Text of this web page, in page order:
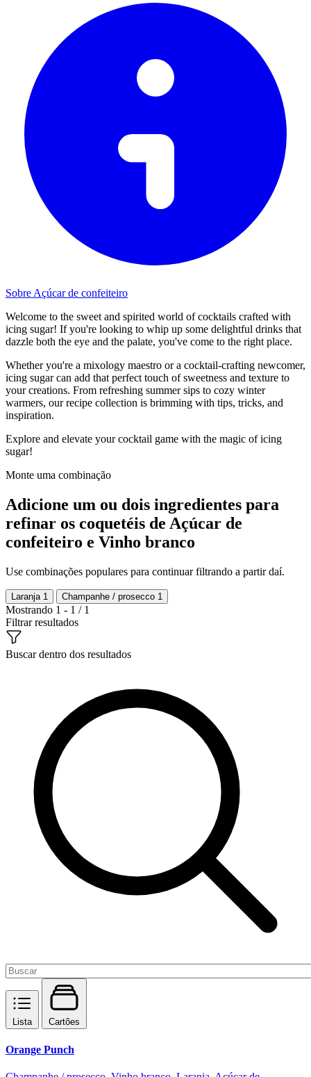
Sobre Açúcar de confeiteiro
Welcome to the sweet and spirited world of cocktails crafted with
icing sugar! If you're looking to whip up some delightful drinks that
dazzle both the eye and the palate, you've come to the right place.
Whether you're a mixology maestro or a cocktail-crafting newcomer,
icing sugar can add that perfect touch of sweetness and texture to
your creations. From refreshing summer sips to cozy winter
warmers, our recipe collection is brimming with tips, tricks, and
inspiration.
Explore and elevate your cocktail game with the magic of icing
sugar!
Monte uma combinação
Adicione um ou dois ingredientes para
refinar os coquetéis de Açúcar de
confeiteiro e Vinho branco
Use combinações populares para continuar filtrando a partir daí.
Laranja 1 Champanhe / prosecco 1
Mostrando 1 - 1 / 1
Filtrar resultados
Buscar dentro dos resultados
Lista Cartões
Orange Punch